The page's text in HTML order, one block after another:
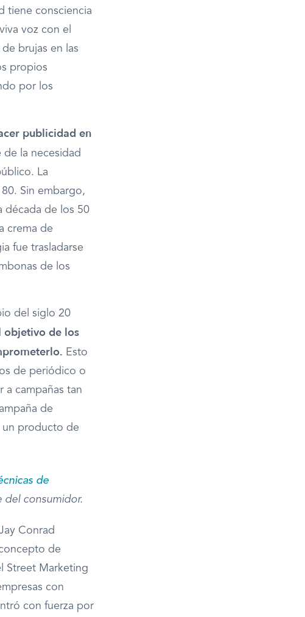
tiene consciencia
voz con el
brujas en las
propios
por los
publicidad en
de la necesidad
La
Sin embargo,
década de los 50
crema de
fue trasladarse
de los
del siglo 20
objetivo de los
Esto
de periódico o
a campañas tan
de
un producto de
de
del consumidor.
Conrad
de
Street Marketing
con
con fuerza por